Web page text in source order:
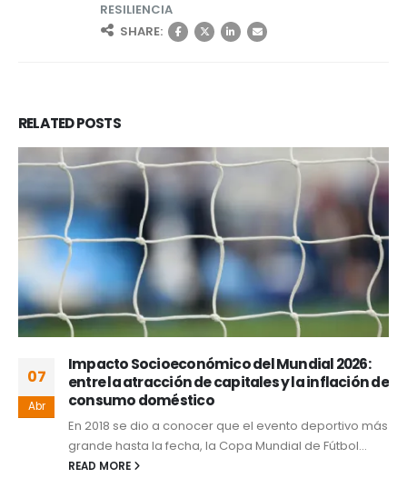
RESILIENCIA
SHARE:
RELATEDPOSTS
07
Abr
Impacto Socioeconómico del Mundial 2026:
entre la atracción de capitales y la inflación de
consumo doméstico
En 2018 se dio a conocer que el evento deportivo más
grande hasta la fecha, la Copa Mundial de Fútbol...
READ MORE